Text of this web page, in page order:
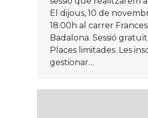
El dijous, 10 de
18.00h al carrer
Badalona. Sessió
Places limitades. Les
gestionar…